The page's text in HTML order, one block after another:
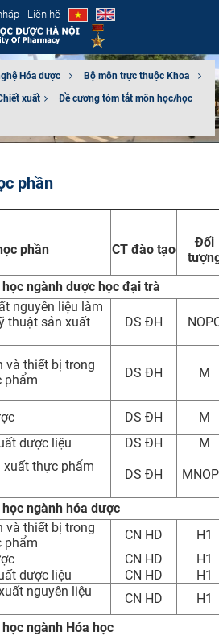
Liên hệ
Hóa dược
Bộ môn trực thuộc Khoa
xuất​
Đề cương tóm tắt môn học/học
phần
phần CT đào tạo
Đối
ngành dược học đại trà
nguyên liệu làm
thuật sản xuất
DS ĐH
và thiết bị trong
phẩm
DS ĐH M
DS ĐH
M
dược liệu DS ĐH M
xuất thực phẩm
DS ĐH
ngành hóa dược
và thiết bị trong
phẩm
CN HD
H1
CN HD
H1
dược liệu CN HD
H1
nguyên liệu
CN HD
H1
ngành Hóa học